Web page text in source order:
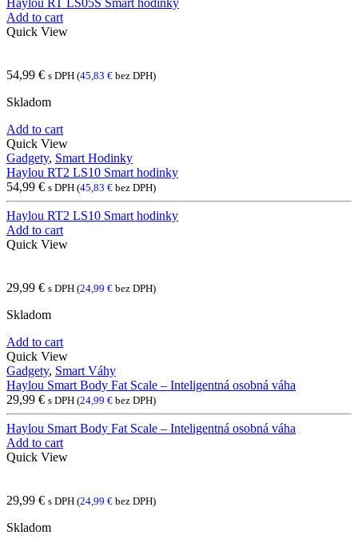
Haylou RT LS05S Smart hodinky
Add to cart
Quick View
54,99 € s DPH (45,83 € bez DPH)
Skladom
Add to cart
Quick View
Gadgety, Smart Hodinky
Haylou RT2 LS10 Smart hodinky
54,99 € s DPH (45,83 € bez DPH)
Haylou RT2 LS10 Smart hodinky
Add to cart
Quick View
29,99 € s DPH (24,99 € bez DPH)
Skladom
Add to cart
Quick View
Gadgety, Smart Váhy
Haylou Smart Body Fat Scale – Inteligentná osobná váha
29,99 € s DPH (24,99 € bez DPH)
Haylou Smart Body Fat Scale – Inteligentná osobná váha
Add to cart
Quick View
29,99 € s DPH (24,99 € bez DPH)
Skladom